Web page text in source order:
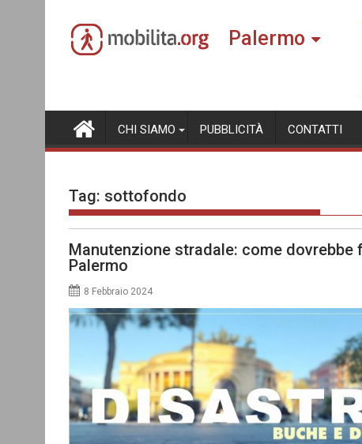
content
Palermo
CHI SIAMO PUBBLICITÀ CONTATTI
Tag: sottofondo
Manutenzione stradale: come
Palermo
8 Febbraio 2024